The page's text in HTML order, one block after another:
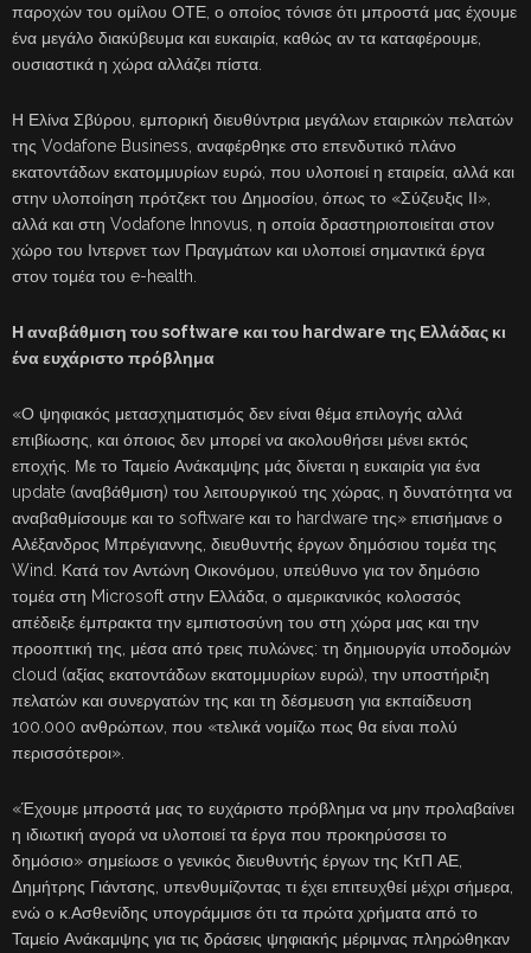
παροχών του ομίλου ΟΤΕ, ο οποίος τόνισε ότι μπροστά μας έχουμε
ένα μεγάλο διακύβευμα και ευκαιρία, καθώς αν τα καταφέρουμε,
ουσιαστικά η χώρα αλλάζει πίστα.
Η Ελίνα Σβύρου, εμπορική διευθύντρια μεγάλων εταιρικών πελατών
της Vodafone Business, αναφέρθηκε στο επενδυτικό πλάνο
εκατοντάδων εκατομμυρίων ευρώ, που υλοποιεί η εταιρεία, αλλά και
στην υλοποίηση πρότζεκτ του Δημοσίου, όπως το «Σύζευξις ΙΙ»,
αλλά και στη Vodafone Innovus, η οποία δραστηριοποιείται στον
χώρο του Ιντερνετ των Πραγμάτων και υλοποιεί σημαντικά έργα
στον τομέα του e-health.
Η αναβάθμιση του software και του hardware της Ελλάδας κι
ένα ευχάριστο πρόβλημα
«Ο ψηφιακός μετασχηματισμός δεν είναι θέμα επιλογής αλλά
επιβίωσης, και όποιος δεν μπορεί να ακολουθήσει μένει εκτός
εποχής. Με το Ταμείο Ανάκαμψης μάς δίνεται η ευκαιρία για ένα
update (αναβάθμιση) του λειτουργικού της χώρας, η δυνατότητα να
αναβαθμίσουμε και το software και το hardware της» επισήμανε ο
Αλέξανδρος Μπρέγιαννης, διευθυντής έργων δημόσιου τομέα της
Wind. Κατά τον Αντώνη Οικονόμου, υπεύθυνο για τον δημόσιο
τομέα στη Microsoft στην Ελλάδα, ο αμερικανικός κολοσσός
απέδειξε έμπρακτα την εμπιστοσύνη του στη χώρα μας και την
προοπτική της, μέσα από τρεις πυλώνες: τη δημιουργία υποδομών
cloud (αξίας εκατοντάδων εκατομμυρίων ευρώ), την υποστήριξη
πελατών και συνεργατών της και τη δέσμευση για εκπαίδευση
100.000 ανθρώπων, που «τελικά νομίζω πως θα είναι πολύ
περισσότεροι».
«Έχουμε μπροστά μας το ευχάριστο πρόβλημα να μην προλαβαίνει
η ιδιωτική αγορά να υλοποιεί τα έργα που προκηρύσσει το
δημόσιο» σημείωσε ο γενικός διευθυντής έργων της ΚτΠ ΑΕ,
Δημήτρης Γιάντσης, υπενθυμίζοντας τι έχει επιτευχθεί μέχρι σήμερα,
ενώ ο κ.Ασθενίδης υπογράμμισε ότι τα πρώτα χρήματα από το
Ταμείο Ανάκαμψης για τις δράσεις ψηφιακής μέριμνας πληρώθηκαν